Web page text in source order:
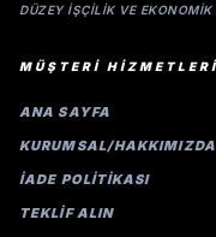
DÜZEY IŞÇILIK VE
MÜŞTERİ HİZMETLERİ
ANA SAYFA
KURUMSAL/HAKKIMIZDA
İADE POLİTİKASI
TEKLİF ALIN